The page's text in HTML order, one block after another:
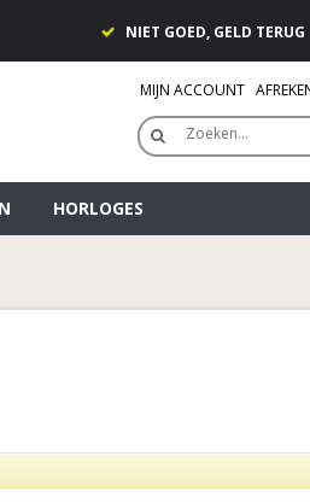
NIET GOED, GELD TERUG
MIJN ACCOUNT
Zoeken…
HORLOGES